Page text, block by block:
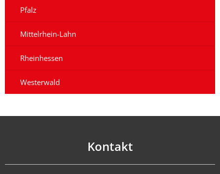
Pfalz
Mittelrhein-Lahn
Rheinhessen
Westerwald
Kontakt